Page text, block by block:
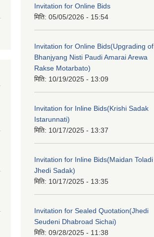
Invitation for Online Bids
मिति: 05/05/2026 - 15:54
Invitation for Online Bids(Upgrading of
Bhanjyang Nisti Paudi Amarai Arewa
Rakse Motarbato)
मिति: 10/19/2025 - 13:09
Invitation for Inline Bids(Krishi Sadak
Istarunnati)
मिति: 10/17/2025 - 13:37
Invitation for Inline Bids(Maidan Toladi
Jhedi Sadak)
मिति: 10/17/2025 - 13:35
Invitation for Sealed Quotation(Jhedi
Seudeni Dhabroad Sichai)
मिति: 09/28/2025 - 11:38